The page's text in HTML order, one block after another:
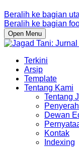
Beralih ke bagian
Beralih ke bagian
Open Menu
Terkini
Arsip
Template
Tentang Kami
Tentang
Dewan
Kontak
Indexing